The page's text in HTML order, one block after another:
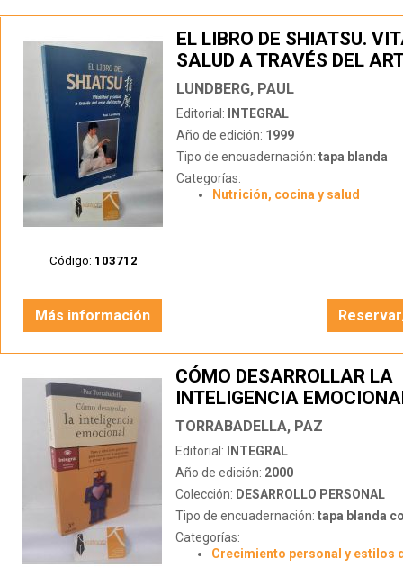
Código: 103712
EL LIBRO DE SHIATSU.
SALUD A TRAVÉS DEL
TACTO
LUNDBERG, PAUL
Editorial:
INTEGRAL
Año de edición: 1999
Tipo de encuadernación: tapa blanda
Categorías:
Nutrición, cocina y salud
Más información
CÓMO DESARROLLAR LA
INTELIGENCIA
TORRABADELLA, PAZ
Editorial:
INTEGRAL
Año de edición: 2000
Colección: DESARROLLO PERSONAL
Tipo de encuadernación: tapa blanda
Categorías:
Crecimiento personal y estilos